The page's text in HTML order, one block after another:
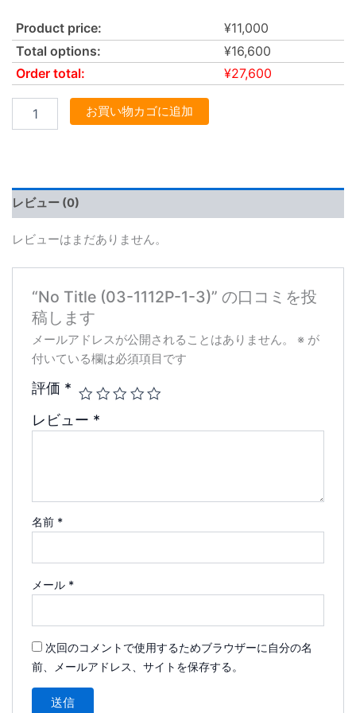
Product price: ¥11,000
Total options:
¥16,600
Order total:
¥27,600
お買い物カゴに追加
レビュー (0)
レビューはまだありません。
“No Title (03-1112P-1-3)” の口コミを投
稿します
メールアドレスが公開されることはありません。 ※ が
付いている欄は必須項目です
評価 *
レビュー *
名前 *
メール *
次回のコメントで使用するためブラウザーに自分の名
前、メールアドレス、サイトを保存する。